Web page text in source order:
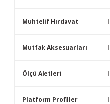
Muhtelif Hırdavat
Mutfak Aksesuarları
Ölçü Aletleri
Platform Profiller